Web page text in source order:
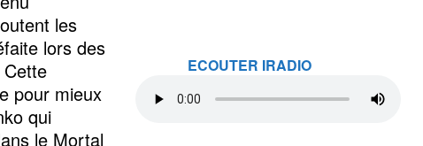
les
lors des
pour mieux
qui
le Mortal
ECOUTER IRADIO